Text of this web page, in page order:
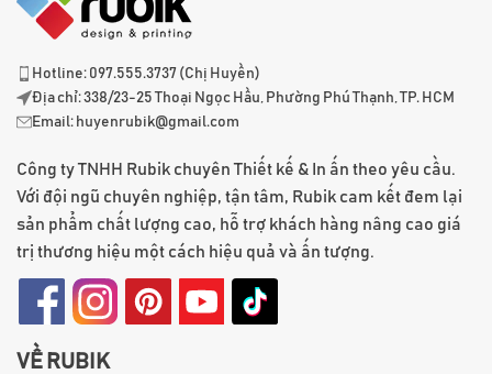
Hotline: 097.555.3737 (Chị Huyền)
Địa chỉ: 338/23-25 Thoại Ngọc Hầu, Phường Phú Thạnh, TP. HCM
Email: huyenrubik@gmail.com
Công ty TNHH Rubik chuyên Thiết kế & In ấn theo yêu cầu.
Với đội ngũ chuyên nghiệp, tận tâm, Rubik cam kết đem lại
sản phẩm chất lượng cao, hỗ trợ khách hàng nâng cao giá
trị thương hiệu một cách hiệu quả và ấn tượng.
VỀ RUBIK